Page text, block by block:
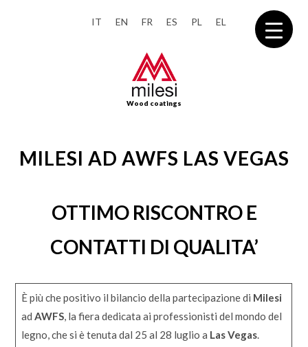
IT EN FR ES PL EL
Wood coatings
MILESI AD AWFS LAS VEGAS
OTTIMO RISCONTRO E
CONTATTI DI QUALITA’
È più che positivo il bilancio della partecipazione di Milesi
ad AWFS, la fiera dedicata ai professionisti del mondo del
legno, che si è tenuta dal 25 al 28 luglio a Las Vegas.